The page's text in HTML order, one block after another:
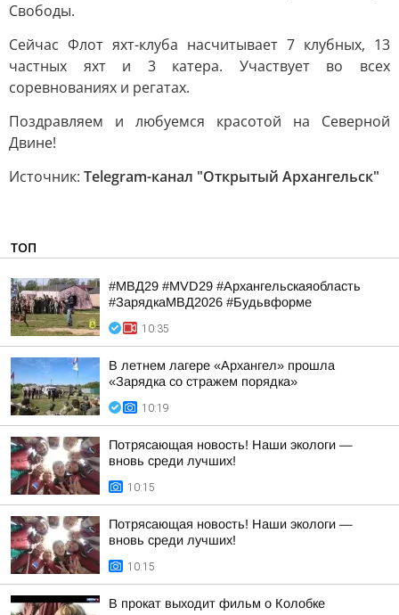
Свободы.
Сейчас Флот яхт-клуба насчитывает 7 клубных, 13
частных яхт и 3 катера. Участвует во всех
соревнованиях и регатах.
Поздравляем и любуемся красотой на Северной
Двине!
Источник: Telegram-канал "Открытый Архангельск"
ТОП
#МВД29 #MVD29 #Архангельскаяобласть
#ЗарядкаМВД2026 #Будьвформе
10:35
В летнем лагере «Архангел» прошла
«Зарядка со стражем порядка»
10:19
Потрясающая новость! Наши экологи —
вновь среди лучших!
10:15
Потрясающая новость! Наши экологи —
вновь среди лучших!
10:15
В прокат выходит фильм о Колобке